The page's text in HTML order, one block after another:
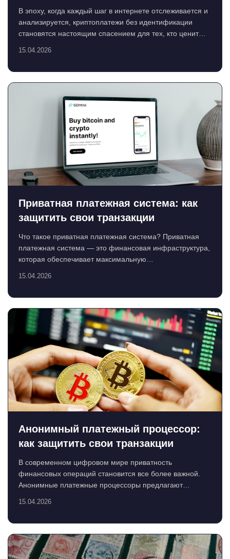
мире
В эпоху, когда каждый шаг в интернете отслеживается и
анализируется, криптоплатежи без идентификации
становятся настоящим спасением для тех, кто ценит
15.04.2026
Приватная платежная система: как
защитить свои транзакции
Что такое приватная платежная система? Приватная
платежная система — это финансовая инфраструктура,
которая обеспечивает максимальную
15.04.2026
Анонимный платежный процессор:
как защитить свои транзакции
В современном цифровом мире приватность
финансовых операций становится все более важной.
Анонимные платежные процессоры предлагают
15.04.2026